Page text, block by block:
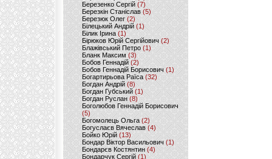
Березенко Сергій (7)
Березкін Станіслав (5)
Березюк Олег(2)
Білецький Андрій (1)
Білик Ірина (1)
Бірюков Юрій Сергійович (2)
Блажівський Петро (1)
Бланк Максим(3)
Бобов Геннадій (2)
Бобов Геннадій Борисович (1)
Богартирьова Раїса (32)
Богдан Андрій(8)
Богдан Губський (1)
Богдан Руслан(8)
Боголюбов Геннадій Борисович
(5)
Богомолець Ольга (2)
Богуслаєв Вячеслав (4)
Бойко Юрій (13)
Бондар Віктор Васильович (1)
Бондарєв Костянтин (4)
Бондарчук Сергій(1)